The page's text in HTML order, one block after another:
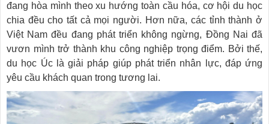
đang hòa mình theo xu hướng toàn cầu hóa, cơ hội du học
chia đều cho tất cả mọi người. Hơn nữa, các tỉnh thành ở
Việt Nam đều đang phát triển không ngừng, Đồng Nai đã
vươn mình trở thành khu công nghiệp trọng điểm. Bởi thế,
du học Úc là giải pháp giúp phát triển nhân lực, đáp ứng
yêu cầu khách quan trong tương lai.